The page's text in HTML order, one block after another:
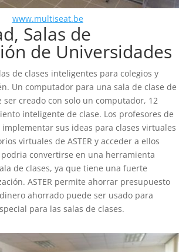
www.multiseat.be
Salas de
de Universidades
de clases inteligentes para colegios y
Un computador para una sala de clase de
ser creado con solo un computador, 12
inteligente de clase. Los profesores de
sus ideas para clases virtuales
virtuales de ASTER y acceder a ellos
podria convertirse en una herramienta
de clases, ya que tiene una fuerte
ASTER permite ahorrar presupuesto
ahorrado puede ser usado para
para las salas de clases.